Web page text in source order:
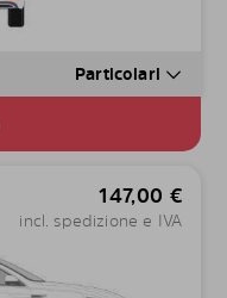
Particolari
147,00 €
incl. spedizione e IVA